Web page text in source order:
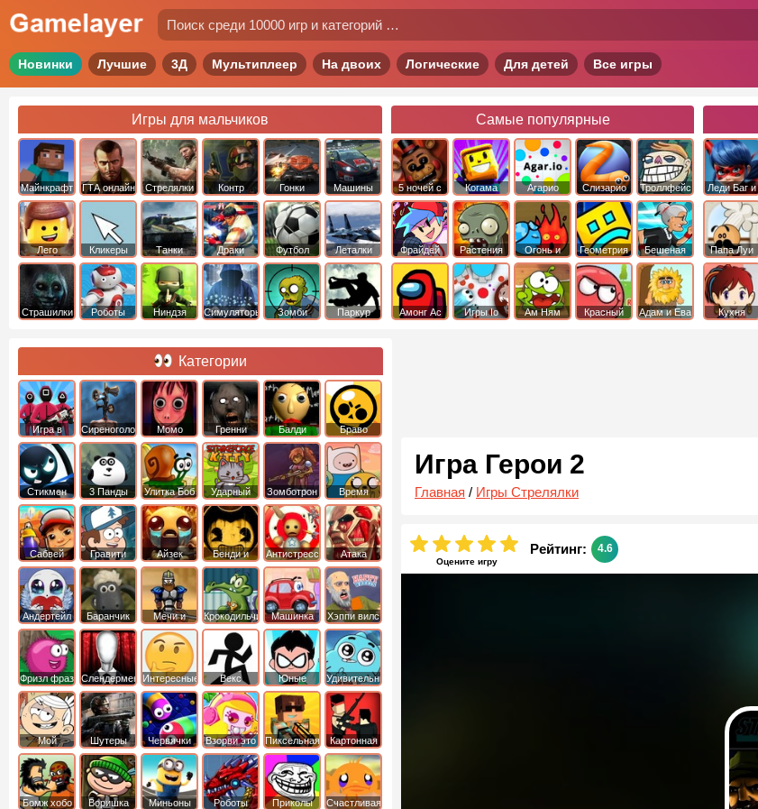
Новинки Лучшие 3Д Мультиплеер На двоих Логические Для детей Все игры
Игры для мальчиков
Майнкрафт ГТА онлайн Стрелялки
Контр
Страйк
Гонки Машины
Лего Кликеры Танки Драки Футбол Леталки
Страшилки Роботы Ниндзя Симуляторы Зомби Паркур
Самые популярные
5 ночей с
фредди
Когама Агарио Слизарио
Троллфейс
квест
Фрайдей
Найт
Фанкин
Растения
против
Зомби
Огонь и
Вода
Геометрия
Даш
Бешеная
бабка
сбежала из
психушки
Амонг Ас Игры Io Ам Ням
Красный
Адам и Ева
Леди Баг и
Супер Кот
Папа Луи
Кухня
Игра Герои 2
Главная / Игры Стрелялки
Оцените игру
Рейтинг: 4.6
Категории
Игра в
Кальмара
Сиреноголовый Момо Гренни Балди
Браво
Старс
Стикмен 3 Панды Улитка Боб
Ударный
отряд котят
Зомботрон
Время
Приключений
Сабвей
Серф
Гравити
Фолз
Айзек
Бенди и
Чернильная
машина
Антистресс
Атака
Титанов
Андертейл
Баранчик
Шон
Мечи и
Сандали
Крокодильчик
Свомпи
Машинка
Вилли
Хэппи вилс
Фризл фраз Слендермен Интересные Векс
Юные
титаны
вперед
Удивительный
мир
Гамбола
Мой
шумный
дом
Шутеры Червячки Взорви это
Пиксельная
война
Картонная
башка
Бомж хобо
Воришка
Миньоны
Роботы
Приколы
Счастливая